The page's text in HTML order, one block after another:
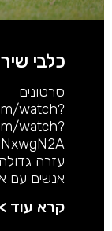
כלבי
סרטונים
watch?
watch?
עזרה גדולה
אנשים עם
קרא עוד >>